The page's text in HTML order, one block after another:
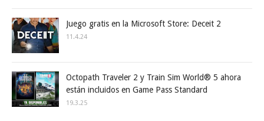
Juego gratis en la Microsoft Store: Deceit 2
11.4.24
Octopath Traveler 2 y Train Sim World® 5 ahora
están incluidos en Game Pass Standard
19.3.25